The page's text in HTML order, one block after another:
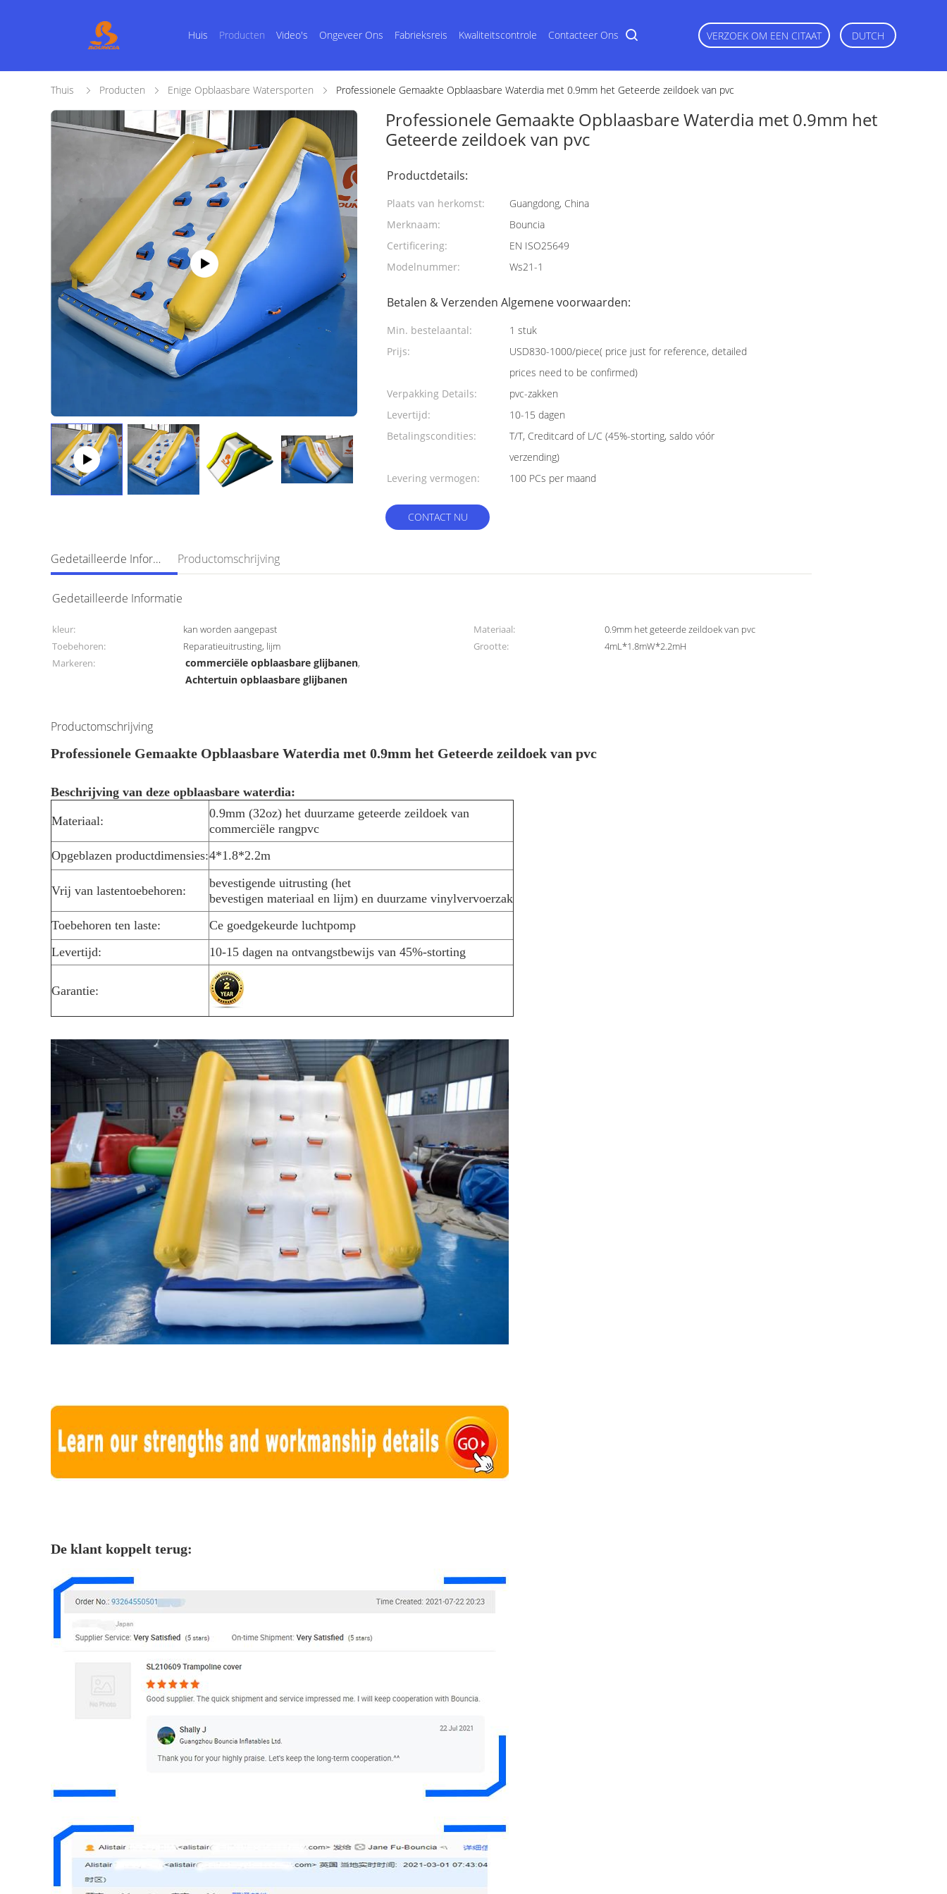
Huis Producten Video's Ongeveer Ons Fabrieksreis Kwaliteitscontrole Contacteer Ons VERZOEK OM EEN CITAAT DUTCH
Thuis Producten Enige Opblaasbare Watersporten Professionele Gemaakte Opblaasbare Waterdia met 0.9mm het Geteerde zeildoek van pvc
Professionele Gemaakte Opblaasbare Waterdia met 0.9mm het
Geteerde zeildoek van pvc
Productdetails:
Plaats van herkomst:
Guangdong, China
Merknaam:
Bouncia
Certificering:
EN ISO25649
Modelnummer:
Ws21-1
Betalen & Verzenden Algemene voorwaarden:
Min. bestelaantal:
1 stuk
Prijs:
USD830-1000/piece( price just for reference, detailed
prices need to be confirmed)
Verpakking Details:
pvc-zakken
Levertijd:
10-15 dagen
Betalingscondities:
T/T, Creditcard of L/C (45%-storting, saldo vóór
verzending)
Levering vermogen:
100 PCs per maand
CONTACT NU
Gedetailleerde Informatie Productomschrijving
Gedetailleerde Informatie
kleur: kan worden aangepast Materiaal:
0.9mm het geteerde zeildoek van pvc
Toebehoren:
Reparatieuitrusting, lijm Grootte:
4mL*1.8mW*2.2mH
Markeren:
commerciële opblaasbare glijbanen,
Achtertuin opblaasbare glijbanen
Productomschrijving
Professionele Gemaakte Opblaasbare Waterdia met 0.9mm het Geteerde zeildoek van pvc
Beschrijving van deze opblaasbare waterdia:
Materiaal:
0.9mm (32oz) het duurzame geteerde zeildoek van
commerciële rangpvc
Opgeblazen productdimensies:4*1.8*2.2m
Vrij van lastentoebehoren:
bevestigende uitrusting (het
bevestigen materiaal en lijm) en duurzame vinylvervoerzak
Toebehoren ten laste:
Ce goedgekeurde luchtpomp
Levertijd:
10-15 dagen na ontvangstbewijs van 45%-storting
Garantie:
De klant koppelt terug: